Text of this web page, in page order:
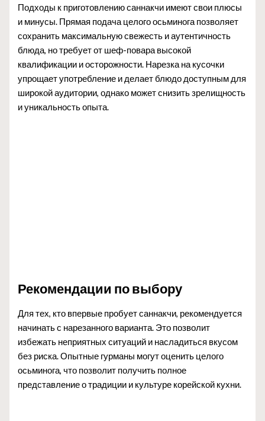
Подходы к приготовлению саннакчи имеют свои плюсы
и минусы. Прямая подача целого осьминога позволяет
сохранить максимальную свежесть и аутентичность
блюда, но требует от шеф-повара высокой
квалификации и осторожности. Нарезка на кусочки
упрощает употребление и делает блюдо доступным для
широкой аудитории, однако может снизить зрелищность
и уникальность опыта.
Рекомендации по выбору
Для тех, кто впервые пробует саннакчи, рекомендуется
начинать с нарезанного варианта. Это позволит
избежать неприятных ситуаций и насладиться вкусом
без риска. Опытные гурманы могут оценить целого
осьминога, что позволит получить полное
представление о традиции и культуре корейской кухни.